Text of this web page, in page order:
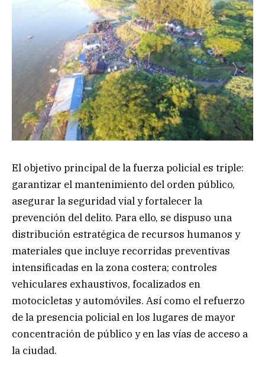
El objetivo principal de la fuerza policial es triple:
garantizar el mantenimiento del orden público,
asegurar la seguridad vial y fortalecer la
prevención del delito. Para ello, se dispuso una
distribución estratégica de recursos humanos y
materiales que incluye recorridas preventivas
intensificadas en la zona costera; controles
vehiculares exhaustivos, focalizados en
motocicletas y automóviles. Así como el refuerzo
de la presencia policial en los lugares de mayor
concentración de público y en las vías de acceso a
la ciudad.